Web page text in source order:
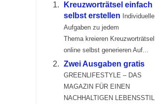
Kreuzworträtsel einfach
selbst erstellen
Individuelle
Aufgaben zu jedem
Thema kreieren Kreuzworträtsel
online selbst generieren Auf...
Zwei Ausgaben gratis
GREENLIFESTYLE – DAS
MAGAZIN FÜR EINEN
NACHHALTIGEN LEBENSSTIL